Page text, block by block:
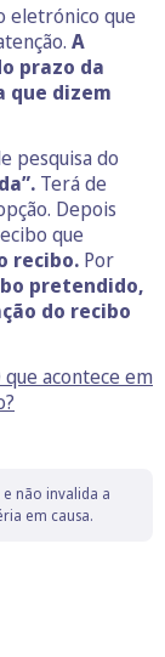
eletrónico que
A
prazo da
que dizem
pesquisa do
Terá de
Depois
que
recibo. Por
pretendido,
do recibo
que acontece em
não invalida a
em causa.